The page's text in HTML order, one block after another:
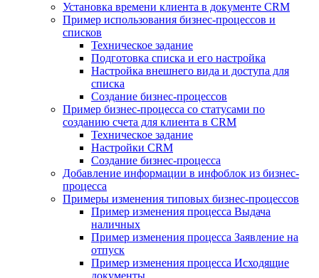
Установка времени клиента в документе CRM
Пример использования бизнес-процессов и
списков
Техническое задание
Подготовка списка и его настройка
Настройка внешнего вида и доступа для
списка
Создание бизнес-процессов
Пример бизнес-процесса со статусами по
созданию счета для клиента в CRM
Техническое задание
Настройки CRM
Создание бизнес-процесса
Добавление информации в инфоблок из бизнес-
процесса
Примеры изменения типовых бизнес-процессов
Пример изменения процесса Выдача
наличных
Пример изменения процесса Заявление на
отпуск
Пример изменения процесса Исходящие
документы